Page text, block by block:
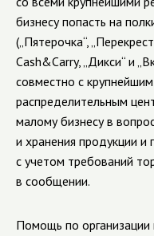
бизнесу попасть на
(„Пятерочка“,
Cash&Carry, „Дикси“ и
совместно с
распределительным
малому бизнесу в
и хранения продукции и
с учетом требований
в сообщении.
Помощь по